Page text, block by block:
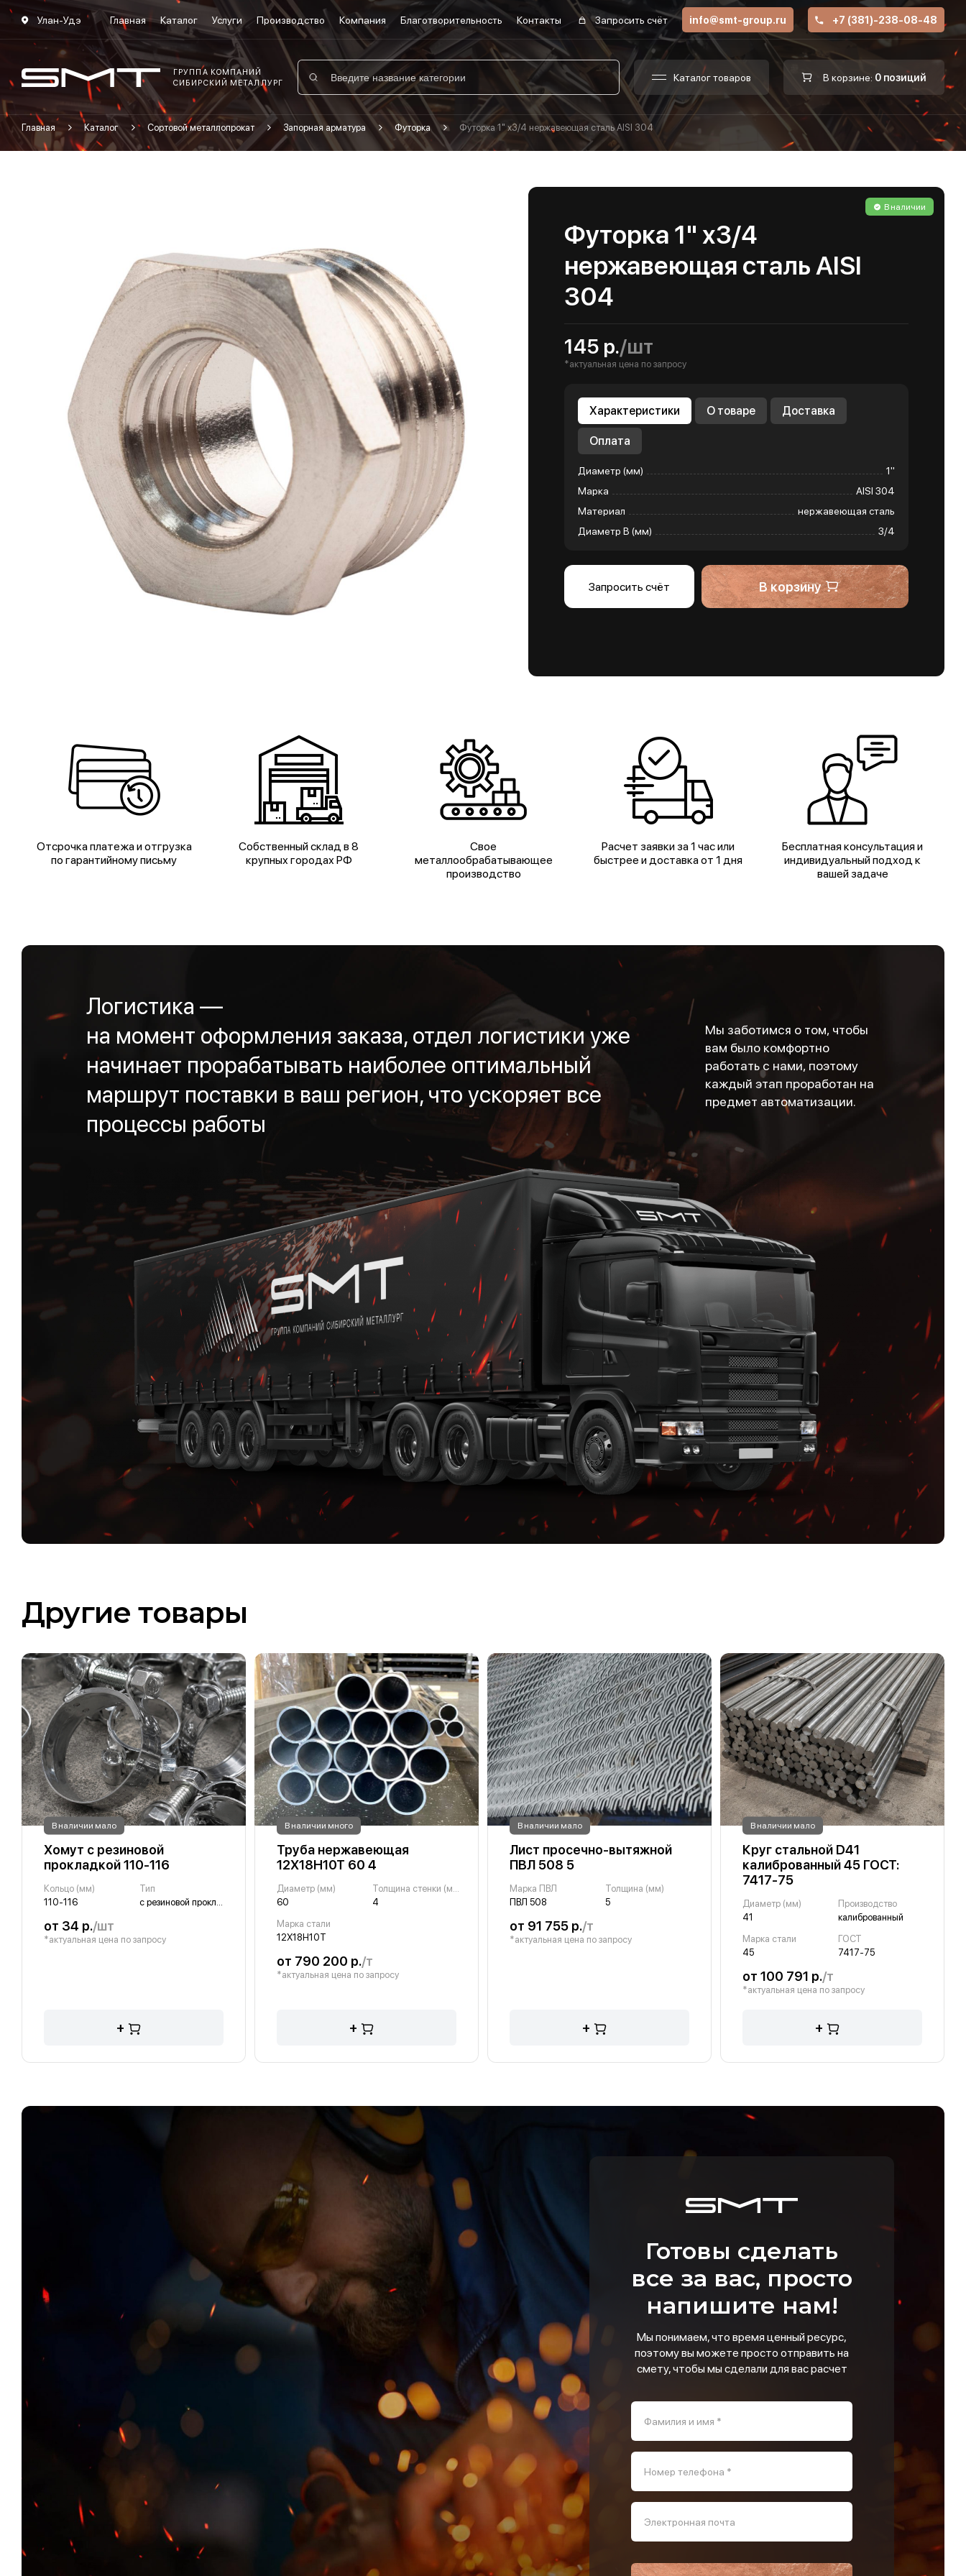
Улан-Удэ Главная Каталог Услуги Производство Компания Благотворительность Контакты Запросить счёт info@smt-group.ru +7 (381)-238-08-48
ГРУППА КОМПАНИЙ
СИБИРСКИЙ МЕТАЛЛУРГ
Каталог товаров В корзине: 0 позиций
Главная Каталог Сортовой металлопрокат Запорная арматура Футорка Футорка 1" х3/4 нержавеющая сталь AISI 304
В наличии
Футорка 1" х3/4
нержавеющая сталь AISI
304
145 р./шт
*актуальная цена по запросу
Характеристики О товаре Доставка
Оплата
Диаметр (мм)
1"
Марка
AISI 304
Материал
нержавеющая сталь
Диаметр B (мм)
3/4
Запросить счёт В корзину
Отсрочка платежа и отгрузка
по гарантийному письму
Собственный склад в 8
крупных городах РФ
Свое
металлообрабатывающее
производство
Расчет заявки за 1 час или
быстрее и доставка от 1 дня
Бесплатная консультация и
индивидуальный подход к
вашей задаче
Логистика —
на момент оформления заказа, отдел логистики уже
начинает прорабатывать наиболее оптимальный
маршрут поставки в ваш регион, что ускоряет все
процессы работы
Мы заботимся о том, чтобы
вам было комфортно
работать с нами, поэтому
каждый этап проработан на
предмет автоматизации.
Другие товары
В наличии мало
Хомут с резиновой
прокладкой 110-116
Кольцо (мм)
110-116
Тип
от 34 р./шт
*актуальная цена по запросу
+
В наличии много
Труба нержавеющая
12Х18Н10Т 60 4
Диаметр (мм)
60
4
Марка стали
12Х18Н10Т
от 790 200 р./т
*актуальная цена по запросу
+
В наличии мало
Лист просечно-вытяжной
ПВЛ 508 5
Марка ПВЛ
ПВЛ 508
Толщина (мм)
5
от 91 755 р./т
*актуальная цена по запросу
+
В наличии мало
Круг стальной D41
калиброванный 45 ГОСТ:
7417-75
Диаметр (мм)
41
Производство
калиброванный
Марка стали
45
ГОСТ
7417-75
от 100 791 р./т
*актуальная цена по запросу
+
Готовы сделать
все за вас, просто
напишите нам!
Мы понимаем, что время ценный ресурс,
поэтому вы можете просто отправить на
смету, чтобы мы сделали для вас расчет
Фамилия и имя *
Номер телефона *
Электронная почта